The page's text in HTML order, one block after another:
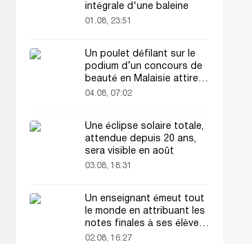
intégrale d'une baleine
01.08, 23:51
Un poulet défilant sur le
podium d’un concours de
beauté en Malaisie attire
l’attention du public
04.08, 07:02
Une éclipse solaire totale,
attendue depuis 20 ans,
sera visible en août
03.08, 18:31
Un enseignant émeut tout
le monde en attribuant les
notes finales à ses élèves
avant sa mort
02.08, 16:27